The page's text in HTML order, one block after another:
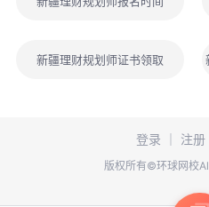
新疆理财规划师证书领取
登录 注册
版权所有©环球网校